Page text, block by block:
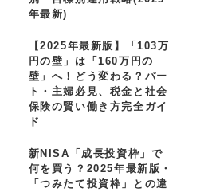
年最新)
【2025年最新版】「103万
円の壁」は「160万円の
壁」へ！どう変わる？パー
ト・主婦必見、税金と社会
保険の賢い働き方完全ガイ
ド
新NISA「成長投資枠」で
何を買う？2025年最新版・
「つみたて投資枠」との違